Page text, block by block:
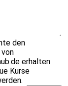
den
erhalten
Kurse